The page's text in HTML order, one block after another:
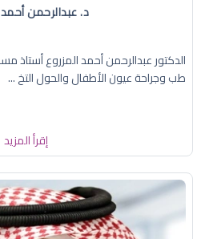
د. عبدالرحمن
الدكتور عبدالرحمن أحمد المزروع
طب وجراحة عيون الأطفال والحول التخ ...
إقرأ المزيد